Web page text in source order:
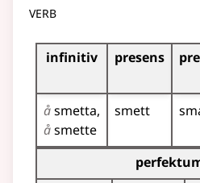
verb
Bøyningstabell for dette
infinitiv presens
åsmetta
åsmette
smett
Bøyningstabell for dette